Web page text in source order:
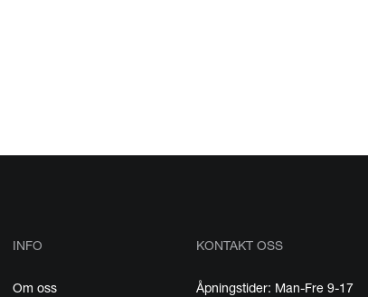
INFO
Om oss
KONTAKT OSS
Åpningstider: Man-Fre 9-17